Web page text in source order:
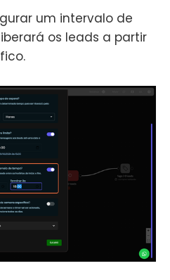
um intervalo de
os leads a partir